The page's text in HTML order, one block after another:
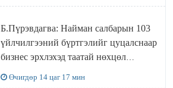
Б.Пүрэвдагва: Найман салбарын 103
үйлчилгээний бүртгэлийг цуцалснаар
бизнес эрхлэхэд таатай нөхцөл
Өчигдөр 14 цаг 17 мин